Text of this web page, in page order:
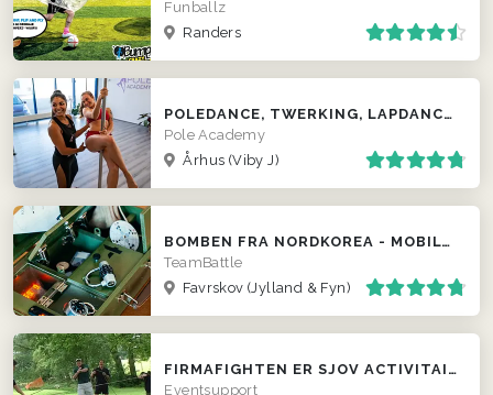
Funballz
Randers
POLEDANCE, TWERKING, LAPDANCE M.M. – HOS OS ELLER VI KOMMER TIL JER
Pole Academy
Århus (Viby J)
BOMBEN FRA NORDKOREA - MOBILT ESCAPE ROOM
TeamBattle
Favrskov (Jylland & Fyn)
FIRMAFIGHTEN ER SJOV ACTIVITAINMENT FOR FIRMAER
Eventsupport